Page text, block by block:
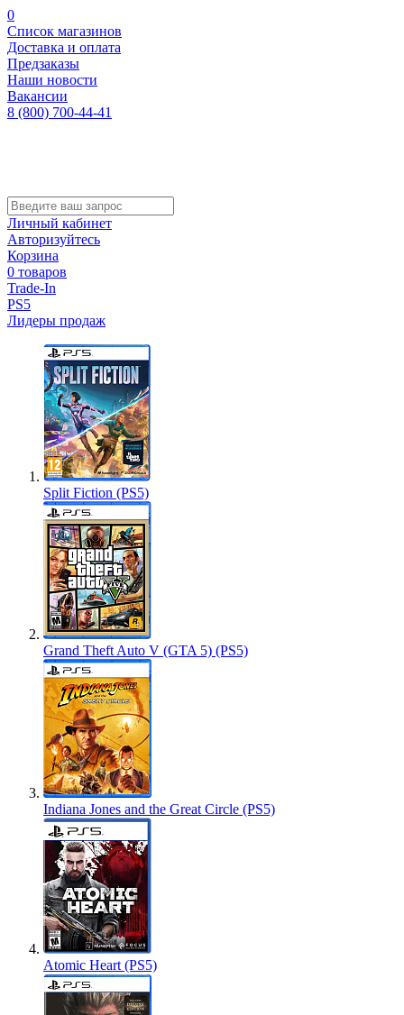
0
Список магазинов
Доставка и оплата
Предзаказы
Наши новости
Вакансии
8 (800) 700-44-41
Личный кабинет
Авторизуйтесь
Корзина
0 товаров
Trade-In
PS5
Лидеры продаж
Split Fiction (PS5)
Grand Theft Auto V (GTA 5) (PS5)
Indiana Jones and the Great Circle (PS5)
Atomic Heart (PS5)